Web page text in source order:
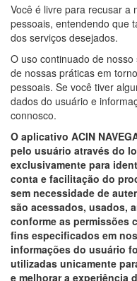
Você é livre para recusar a
pessoais, entendendo que
dos serviços desejados.
O uso continuado de
de nossas práticas em
pessoais. Se você tiver
dados do usuário e
connosco.
O aplicativo ACIN
pelo usuário através do
exclusivamente para
conta e facilitação do
sem necessidade de
são acessados, usados,
conforme as permissões
fins especificados em
informações do usuário
utilizadas unicamente
e melhorar a experiência